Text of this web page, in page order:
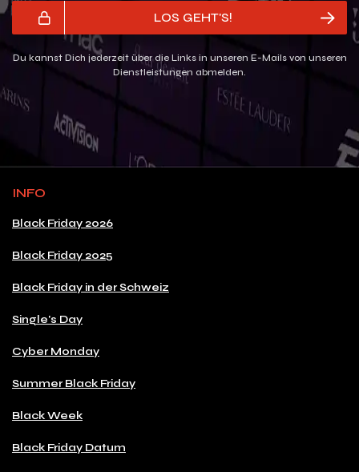
LOS GEHT'S!
Du kannst Dich jederzeit über die Links in unseren E-Mails von unseren
Dienstleistungen abmelden.
INFO
Black Friday 2026
Black Friday 2025
Black Friday in der Schweiz
Single's Day
Cyber Monday
Summer Black Friday
Black Week
Black Friday Datum